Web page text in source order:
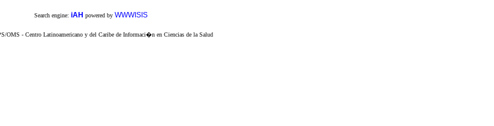
Search engine: iAH powered by WWWISIS
OMS - Centro Latinoamericano y del Caribe de Informaci�n en Ciencias de la Salud